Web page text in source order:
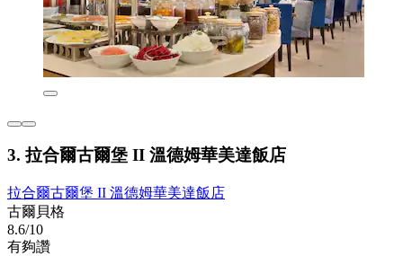
3. 拉合爾古爾堡 II 溫德姆華美達飯店
拉合爾古爾堡 II 溫德姆華美達飯店
古爾貝格
8.6/10
有夠讚